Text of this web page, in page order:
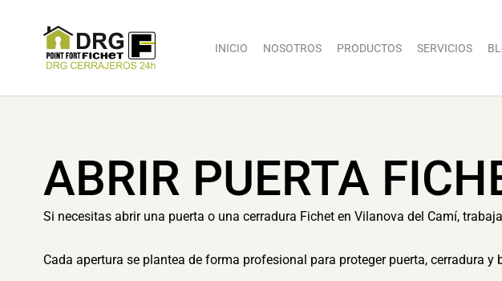
INICIO NOSOTROS PRODUCTOS SERVICIOS
ABRIR PUERTA
Si necesitas abrir una puerta o una cerradura Fichet en Vilanova del Camí,
Cada apertura se plantea de forma profesional para proteger puerta, cerradura